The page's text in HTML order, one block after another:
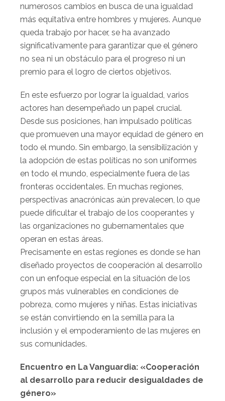
numerosos cambios en busca de una igualdad
más equitativa entre hombres y mujeres. Aunque
queda trabajo por hacer, se ha avanzado
significativamente para garantizar que el género
no sea ni un obstáculo para el progreso ni un
premio para el logro de ciertos objetivos.
En este esfuerzo por lograr la igualdad, varios
actores han desempeñado un papel crucial.
Desde sus posiciones, han impulsado políticas
que promueven una mayor equidad de género en
todo el mundo. Sin embargo, la sensibilización y
la adopción de estas políticas no son uniformes
en todo el mundo, especialmente fuera de las
fronteras occidentales. En muchas regiones,
perspectivas anacrónicas aún prevalecen, lo que
puede dificultar el trabajo de los cooperantes y
las organizaciones no gubernamentales que
operan en estas áreas.
Precisamente en estas regiones es donde se han
diseñado proyectos de cooperación al desarrollo
con un enfoque especial en la situación de los
grupos más vulnerables en condiciones de
pobreza, como mujeres y niñas. Estas iniciativas
se están convirtiendo en la semilla para la
inclusión y el empoderamiento de las mujeres en
sus comunidades.
Encuentro en La Vanguardia: «Cooperación
al desarrollo para reducir desigualdades de
género»